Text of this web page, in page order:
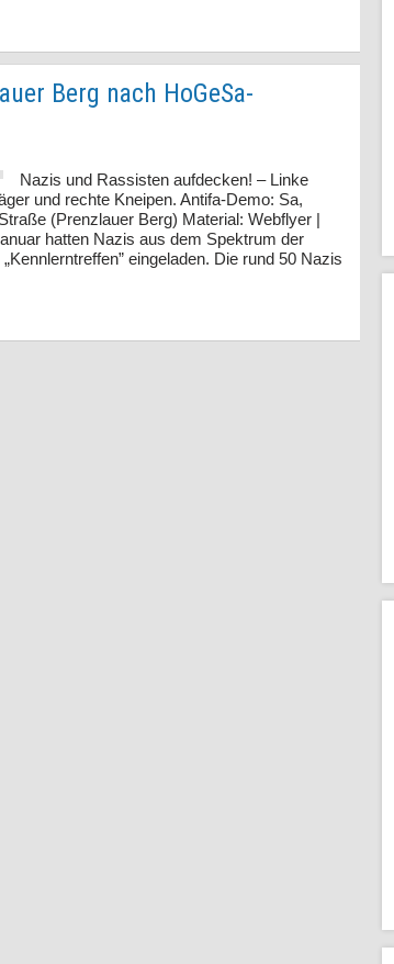
Berg nach HoGeSa-
Nazis und Rassisten aufdecken! – Linke
und rechte Kneipen. Antifa-Demo: Sa,
(Prenzlauer Berg) Material: Webflyer |
hatten Nazis aus dem Spektrum der
eingeladen. Die rund 50 Nazis